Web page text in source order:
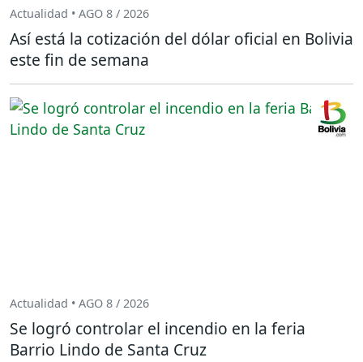
Actualidad • AGO 8 / 2026
Así está la cotización del dólar oficial en Bolivia
este fin de semana
Actualidad • AGO 8 / 2026
Se logró controlar el incendio en la feria
Barrio Lindo de Santa Cruz